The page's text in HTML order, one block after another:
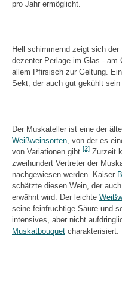
pro Jahr ermöglicht.
Hell schimmernd zeigt sich der
dezenter Perlage im Glas - am
allem Pfirsisch zur Geltung.
Sekt, der auch gut gekühlt sein
Der Muskateller ist eine der
Weißweinsorten , von der es
von Variationen gibt. [2] Zurzeit
zweihundert Vertreter der
nachgewiesen werden. Kaiser
schätzte diesen Wein, der
erwähnt wird. Der leichte
seine feinfruchtige Säure und
intensives, aber nicht
Muskatbouquet charakterisiert.